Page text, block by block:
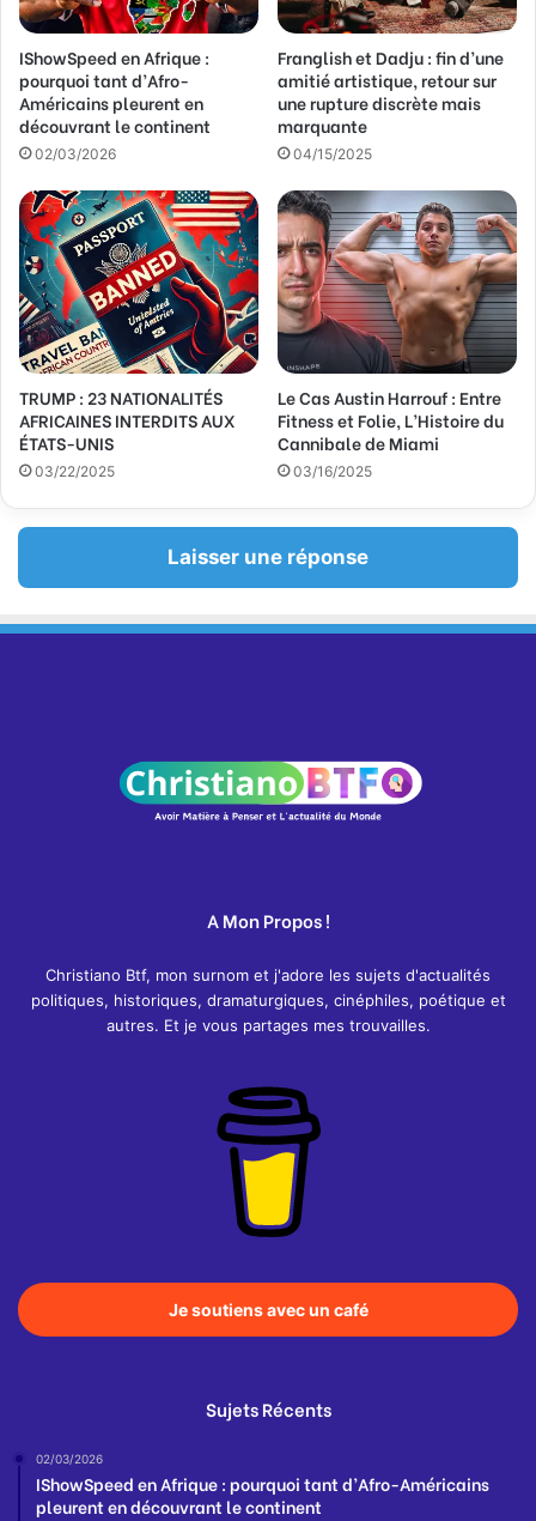
s
e
E
m
a
i
IShowSpeed en Afrique :
pourquoi tant d’Afro-
Américains pleurent en
découvrant le continent
02/03/2026
Franglish et Dadju : fin d’une
amitié artistique, retour sur
une rupture discrète mais
marquante
04/15/2025
TRUMP : 23 NATIONALITÉS
AFRICAINES INTERDITS AUX
ÉTATS-UNIS
03/22/2025
Le Cas Austin Harrouf : Entre
Fitness et Folie, L’Histoire du
Cannibale de Miami
03/16/2025
Laisser une réponse
A Mon Propos !
Christiano Btf, mon surnom et j'adore les sujets d'actualités
politiques, historiques, dramaturgiques, cinéphiles, poétique et
autres. Et je vous partages mes trouvailles.
Je soutiens avec un café
Sujets Récents
02/03/2026
IShowSpeed en Afrique : pourquoi tant d’Afro-Américains
pleurent en découvrant le continent